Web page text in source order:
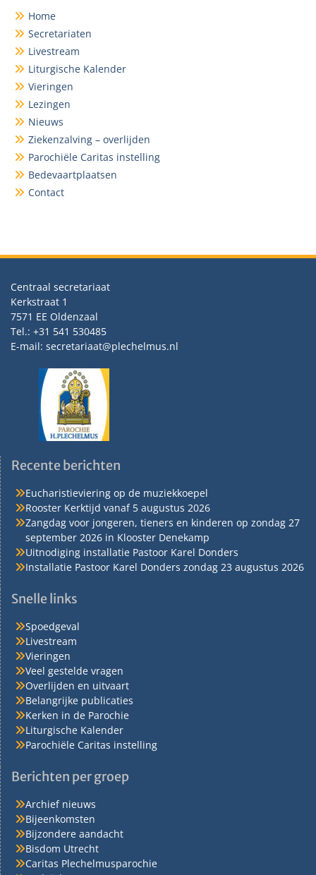
Home
Secretariaten
Livestream
Liturgische Kalender
Vieringen
Lezingen
Nieuws
Ziekenzalving – overlijden
Parochiële Caritas instelling
Bedevaartplaatsen
Contact
Centraal secretariaat
Kerkstraat 1
7571 EE Oldenzaal
Tel.: +31 541 530485
E-mail: secretariaat@plechelmus.nl
Recente berichten
Eucharistieviering op de muziekkoepel
Rooster Kerktijd vanaf 5 augustus 2026
Zangdag voor jongeren, tieners en kinderen op zondag 27
september 2026 in Klooster Denekamp
Uitnodiging installatie Pastoor Karel Donders
Installatie Pastoor Karel Donders zondag 23 augustus 2026
Snelle links
Spoedgeval
Livestream
Vieringen
Veel gestelde vragen
Overlijden en uitvaart
Belangrijke publicaties
Kerken in de Parochie
Liturgische Kalender
Parochiële Caritas instelling
Berichten per groep
Archief nieuws
Bijeenkomsten
Bijzondere aandacht
Bisdom Utrecht
Caritas Plechelmusparochie